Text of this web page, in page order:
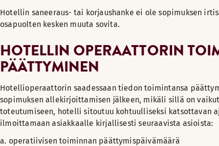
Hotellin saneeraus- tai korjaushanke ei ole sopimuksen
osapuolten kesken muuta sovita.
HOTELLIN OPERAATTORIN
PÄÄTTYMINEN
Hotellioperaattorin saadessaan tiedon toimintansa
sopimuksen allekirjoittamisen jälkeen, mikäli sillä on
toteutumiseen, hotelli sitoutuu kohtuulliseksi katsottavan
ilmoittamaan asiakkaalle kirjallisesti seuraavista asioista:
a. operatiivisen toiminnan päättymispäivämäärä